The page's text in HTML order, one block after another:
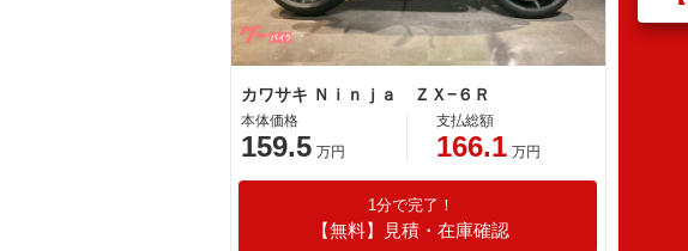
カワサキ Ｎｉｎｊａ ＺＸ−６Ｒ
本体価格
159.5 万円
支払総額
166.1 万円
1分で完了！
【無料】見積・在庫確認